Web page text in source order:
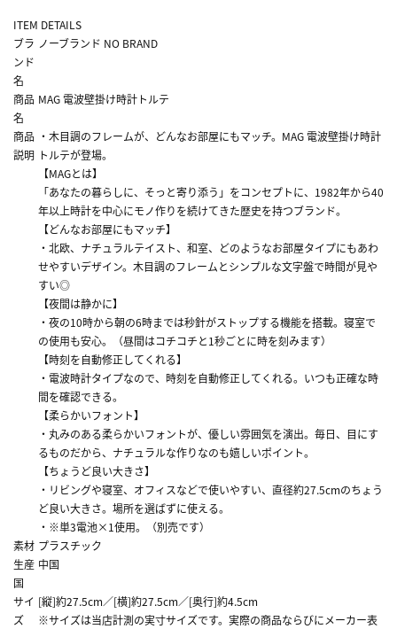
ITEM DETAILS
ブラ
ンド
名
ノーブランド NO BRAND
商品
名
MAG 電波壁掛け時計トルテ
商品
説明
・木目調のフレームが、どんなお部屋にもマッチ。MAG 電波壁掛け時計
トルテが登場。
【MAGとは】
「あなたの暮らしに、そっと寄り添う」をコンセプトに、1982年から40
年以上時計を中心にモノ作りを続けてきた歴史を持つブランド。
【どんなお部屋にもマッチ】
・北欧、ナチュラルテイスト、和室、どのようなお部屋タイプにもあわ
せやすいデザイン。木目調のフレームとシンプルな文字盤で時間が見や
すい◎
【夜間は静かに】
・夜の10時から朝の6時までは秒針がストップする機能を搭載。寝室で
の使用も安心。（昼間はコチコチと1秒ごとに時を刻みます）
【時刻を自動修正してくれる】
・電波時計タイプなので、時刻を自動修正してくれる。いつも正確な時
間を確認できる。
【柔らかいフォント】
・丸みのある柔らかいフォントが、優しい雰囲気を演出。毎日、目にす
るものだから、ナチュラルな作りなのも嬉しいポイント。
【ちょうど良い大きさ】
・リビングや寝室、オフィスなどで使いやすい、直径約27.5cmのちょう
ど良い大きさ。場所を選ばずに使える。
・※単3電池×1使用。（別売です）
素材 プラスチック
生産
国
中国
サイ
ズ
[縦]約27.5cm／[横]約27.5cm／[奥行]約4.5cm
※サイズは当店計測の実寸サイズです。実際の商品ならびにメーカー表